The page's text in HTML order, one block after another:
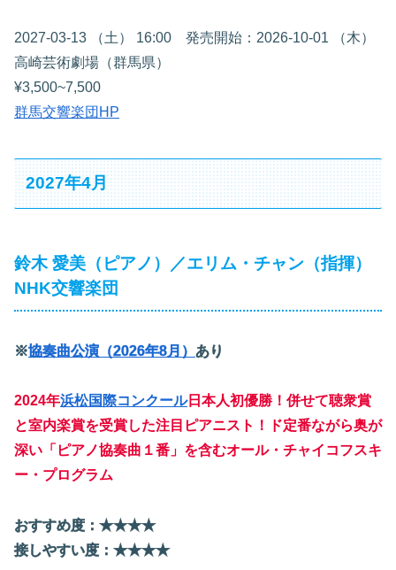
2027-03-13 （土） 16:00 発売開始：2026-10-01 （木）
高崎芸術劇場（群馬県）
¥3,500~7,500
群馬交響楽団HP
2027年4月
鈴木 愛美（ピアノ）／エリム・チャン（指揮）
NHK交響楽団
※協奏曲公演（2026年8月） あり
2024年浜松国際コンクール日本人初優勝！併せて聴衆賞
と室内楽賞を受賞した注目ピアニスト！ド定番ながら奥が
深い「ピアノ協奏曲１番」を含むオール・チャイコフスキ
ー・プログラム
おすすめ度：★★★★
接しやすい度：★★★★